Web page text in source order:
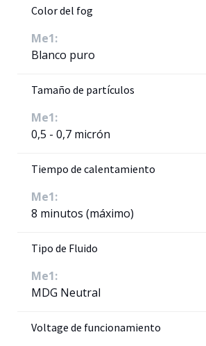
Color del fog
Me1:
Blanco puro
Tamaño de partículos
Me1:
0,5 - 0,7 micrón
Tiempo de calentamiento
Me1:
8 minutos (máximo)
Tipo de Fluido
Me1:
MDG Neutral
Voltage de funcionamiento